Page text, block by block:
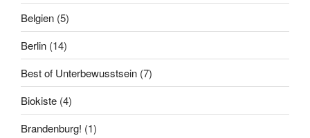
Belgien (5)
Berlin (14)
Best of Unterbewusstsein (7)
Biokiste (4)
Brandenburg! (1)